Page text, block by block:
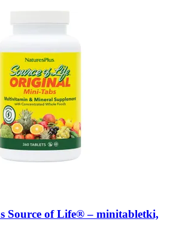
Source of Life® – minitabletki,